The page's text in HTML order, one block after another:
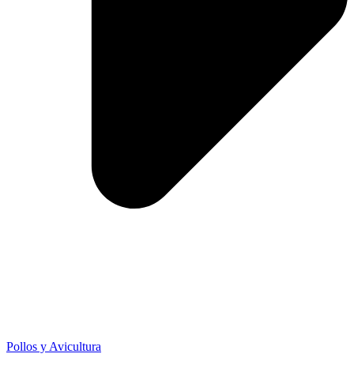
Pollos y Avicultura